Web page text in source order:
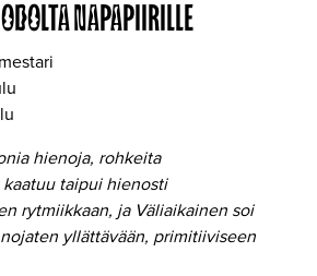
NAPAPIIRILLE
hienoja, rohkeita
taipui hienosti
rytmiikkaan, ja Väliaikainen soi
yllättävään, primitiiviseen